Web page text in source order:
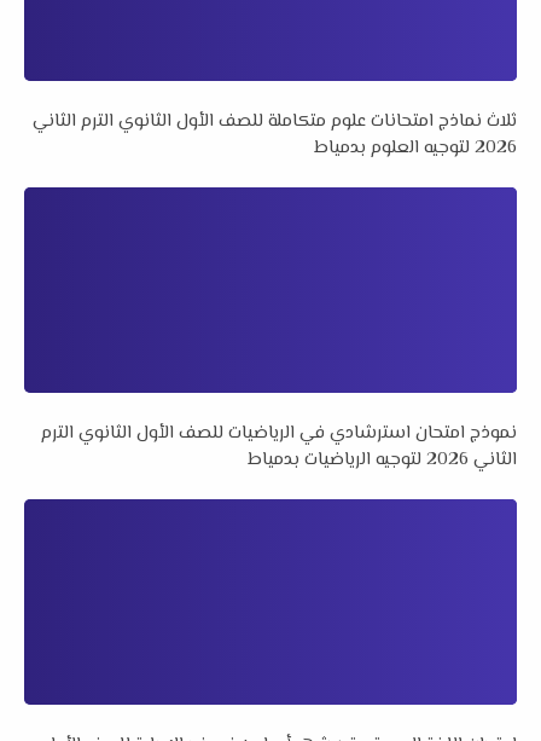
ثلاث نماذج امتحانات علوم متكاملة للصف الأول الثانوي الترم الثاني
2026 لتوجيه العلوم بدمياط
نموذج امتحان استرشادي في الرياضيات للصف الأول الثانوي الترم
الثاني 2026 لتوجيه الرياضيات بدمياط